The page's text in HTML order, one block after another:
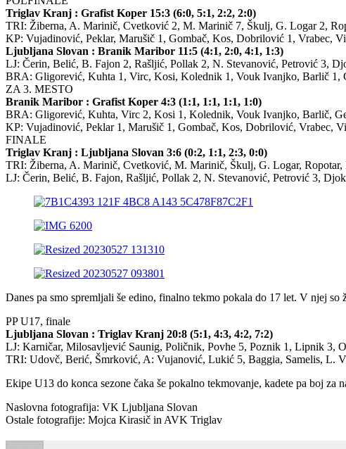
Triglav Kranj : Grafist Koper 15:3 (6:0, 5:1, 2:2, 2:0)
TRI: Žiberna, A. Marinič, Cvetković 2, M. Marinič 7, Škulj, G. Logar 2,
KP: Vujadinović, Peklar, Marušič 1, Gombač, Kos, Dobrilović 1, Vrabec,
Ljubljana Slovan : Branik Maribor 11:5 (4:1, 2:0, 4:1, 1:3)
LJ: Čerin, Belić, B. Fajon 2, Rašljić, Pollak 2, N. Stevanović, Petrović 3,
BRA: Gligorević, Kuhta 1, Virc, Kosi, Kolednik 1, Vouk Ivanjko, Barlič 1,
ZA 3. MESTO
Branik Maribor : Grafist Koper 4:3 (1:1, 1:1, 1:1, 1:0)
BRA: Gligorević, Kuhta, Virc 2, Kosi 1, Kolednik, Vouk Ivanjko, Barlič,
KP: Vujadinović, Peklar 1, Marušič 1, Gombač, Kos, Dobrilović, Vrabec,
FINALE
Triglav Kranj : Ljubljana Slovan 3:6 (0:2, 1:1, 2:3, 0:0)
TRI: Žiberna, A. Marinič, Cvetković, M. Marinič, Škulj, G. Logar, Ropotar,
LJ: Čerin, Belić, B. Fajon, Rašljić, Pollak 2, N. Stevanović, Petrović 3,
Danes pa smo spremljali še edino, finalno tekmo pokala do 17 let. V njej
PP U17, finale
Ljubljana Slovan : Triglav Kranj 20:8 (5:1, 4:3, 4:2, 7:2)
LJ: Karničar, Milosavljević Saunig, Poličnik, Povhe 5, Poznik 1, Lipnik 3,
TRI: Udovč, Berić, Šmrković, A: Vujanović, Lukić 5, Baggia, Samelis, L.
Ekipe U13 do konca sezone čaka še pokalno tekmovanje, kadete pa boj za
Naslovna fotografija: VK Ljubljana Slovan
Ostale fotografije: Mojca Kirasič in AVK Triglav